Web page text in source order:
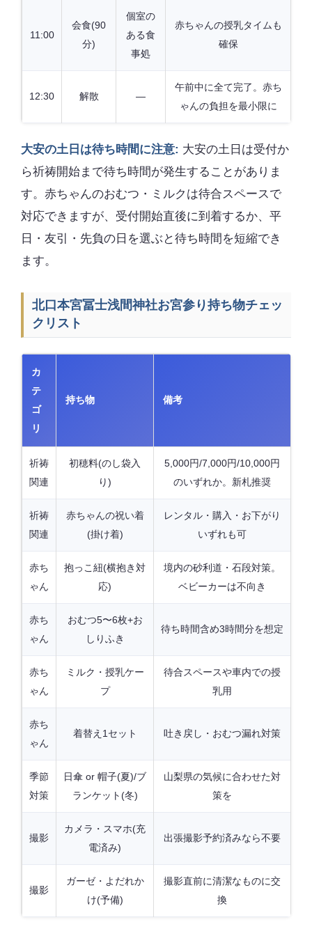
11:00
会食(90
分)
個室の
ある食
事処
赤ちゃんの授乳タイムも
確保
12:30 解散 —
午前中に全て完了。赤ち
ゃんの負担を最小限に
大安の土日は待ち時間に注意: 大安の土日は受付か
ら祈祷開始まで待ち時間が発生することがありま
す。赤ちゃんのおむつ・ミルクは待合スペースで
対応できますが、受付開始直後に到着するか、平
日・友引・先負の日を選ぶと待ち時間を短縮でき
ます。
北口本宮冨士浅間神社お宮参り持ち物チェッ
クリスト
カ
テ
ゴ
リ
持ち物 備考
祈祷
関連
初穂料(のし袋入
り)
5,000円/7,000円/10,000円
のいずれか。新札推奨
祈祷
関連
赤ちゃんの祝い着
(掛け着)
レンタル・購入・お下がり
いずれも可
赤ち
ゃん
抱っこ紐(横抱き対
応)
境内の砂利道・石段対策。
ベビーカーは不向き
赤ち
ゃん
おむつ5〜6枚+お
しりふき
待ち時間含め3時間分を想定
赤ち
ゃん
ミルク・授乳ケー
プ
待合スペースや車内での授
乳用
赤ち
ゃん
着替え1セット 吐き戻し・おむつ漏れ対策
季節
対策
日傘 or 帽子(夏)/ブ
ランケット(冬)
山梨県の気候に合わせた対
策を
撮影
カメラ・スマホ(充
電済み)
出張撮影予約済みなら不要
撮影
ガーゼ・よだれか
け(予備)
撮影直前に清潔なものに交
換